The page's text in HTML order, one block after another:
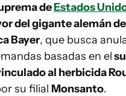
deEstados
del gigante alemán
Bayer, que busca
basadas en el
al herbicida
su filial Monsanto.